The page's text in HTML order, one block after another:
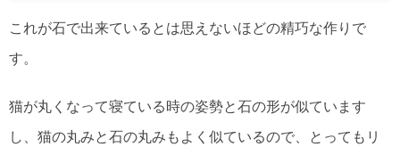
これが石で出来ているとは思えないほどの精巧な作りで
す。
猫が丸くなって寝ている時の姿勢と石の形が似ています
し、猫の丸みと石の丸みもよく似ているので、とってもリ